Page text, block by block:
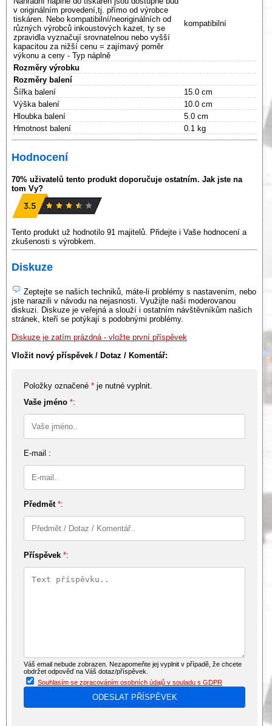
v originálním provedení,tj. přímo od výrobce
tiskáren. Nebo kompatibilní/neoriginálních od
různých výrobců inkoustových kazet, ty se
zpravidla vyznačují srovnatelnou nebo vyšší
kapacitou za nižší cenu = zajímavý poměr
výkonu a ceny - Typ náplně
kompatibilní
Rozměry výrobku
Rozměry balení
Šířka balení
15.0 cm
Výška balení
10.0 cm
Hloubka balení
5.0 cm
Hmotnost balení
0.1 kg
Hodnocení
70% uživatelů tento produkt doporučuje ostatním. Jak jste na
tom Vy?
Tento produkt už hodnotilo 91 majitelů. Přidejte i Vaše hodnocení a
zkušenosti s výrobkem.
Diskuze
Zeptejte se našich techniků, máte-li problémy s nastavením, nebo
jste narazili v návodu na nejasnosti. Využijte naši moderovanou
diskuzi. Diskuze je veřejná a slouží i ostatním návštěvníkům našich
stránek, kteří se potýkají s podobnými problémy.
Diskuze je zatím prázdná - vložte první příspěvek
Vložit nový příspěvek / Dotaz / Komentář:
Položky označené * je nutné vyplnit.
Vaše jméno *:
E-mail :
Předmět *:
Příspěvek *:
Váš email nebude zobrazen. Nezapomeňte jej vyplnit v případě, že chcete
obdržet odpověď na Váš dotaz/příspěvek.
Souhlasím se zpracováním osobních údajů v souladu s GDPR